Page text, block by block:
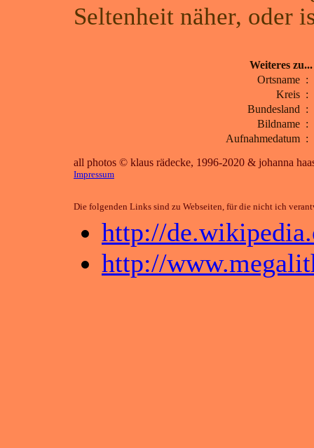
Seltenheit näher, oder
Weiteres zu...
Ortsname :
Kreis :
Bundesland :
Bildname :
Aufnahmedatum :
all photos © klaus rädecke, 1996-2020 & johanna
Impressum
Die folgenden Links sind zu Webseiten, für die nicht ich
http://
http://